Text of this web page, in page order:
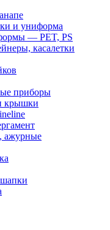
и униформа
— PET, PS
касалетки
приборы
крышки
ажурные